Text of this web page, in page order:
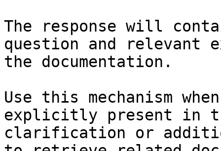
The response will
question and relevant
the documentation.
Use this mechanism
explicitly present in
clarification or